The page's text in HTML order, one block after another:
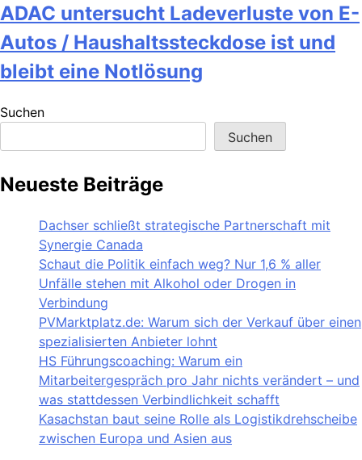
ADAC untersucht Ladeverluste von E-
Autos / Haushaltssteckdose ist und
bleibt eine Notlösung
Suchen
Suchen
Neueste Beiträge
Dachser schließt strategische Partnerschaft mit
Synergie Canada
Schaut die Politik einfach weg? Nur 1,6 % aller
Unfälle stehen mit Alkohol oder Drogen in
Verbindung
PVMarktplatz.de: Warum sich der Verkauf über einen
spezialisierten Anbieter lohnt
HS Führungscoaching: Warum ein
Mitarbeitergespräch pro Jahr nichts verändert – und
was stattdessen Verbindlichkeit schafft
Kasachstan baut seine Rolle als Logistikdrehscheibe
zwischen Europa und Asien aus